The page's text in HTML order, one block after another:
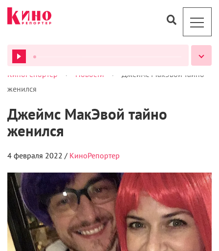
ВСЕ ПОДКАСТЫ
КиноРепортер > Новости >
Джеймс МакЭвой тайно
женился
Джеймс МакЭвой тайно
женился
4 февраля 2022 / КиноРепортер